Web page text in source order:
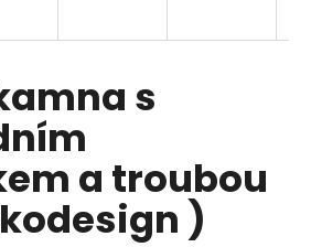
s
a troubou
)